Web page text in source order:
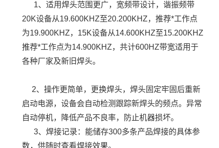
1、适用焊头范围更广，宽频带设计，谐振频带
20K设备从19.600KHZ至20.200KHZ，推荐*工作点
为19.900KHZ，15K设备从14.600KHZ至15.200KHZ
推荐*工作点为14.900KHZ，共计600HZ带宽适用于
各种厂家及新旧焊头。
2、操作更简单，更换焊头，焊头固定牢固后重新
启动电源，设备会自动检测跟踪新焊头的频点。异常
自动停机，降低产品不良率，防止机器损坏。
3、焊接记录：能储存300多条产品焊接的具体参
数，供随时查看焊接效果。